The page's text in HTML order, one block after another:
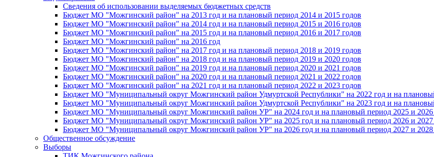
Сведения об использовании выделяемых бюджетных средств
Бюджет МО "Можгинский район" на 2013 год и на плановый период 2014 и 2015 годов
Бюджет МО "Можгинский район" на 2014 год и на плановый период 2015 и 2016 годов
Бюджет МО "Можгинский район" на 2015 год и на плановый период 2016 и 2017 годов
Бюджет МО "Можгинский район" на 2016 год
Бюджет МО "Можгинский район" на 2017 год и на плановый период 2018 и 2019 годов
Бюджет МО "Можгинский район" на 2018 год и на плановый период 2019 и 2020 годов
Бюджет МО "Можгинский район" на 2019 год и на плановый период 2020 и 2021 годов
Бюджет МО "Можгинский район" на 2020 год и на плановый период 2021 и 2022 годов
Бюджет МО "Можгинский район" на 2021 год и на плановый период 2022 и 2023 годов
Бюджет МО "Муниципальный округ Можгинский район Удмуртской Республики" на 2022 год и на
Бюджет МО "Муниципальный округ Можгинский район Удмуртской Республики" на 2023 год и на
Бюджет МО "Муниципальный округ Можгинский район УР" на 2024 год и на плановый период 2025 и 2026
Бюджет МО "Муниципальный округ Можгинский район УР" на 2025 год и на плановый период 2026 и 2027
Бюджет МО "Муниципальный округ Можгинский район УР" на 2026 год и на плановый период 2027 и 2028
Общественное обсуждение
Выборы